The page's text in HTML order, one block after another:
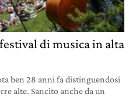
di musica in alta
ben 28 anni fa distinguendosi
alte. Sancito anche da un